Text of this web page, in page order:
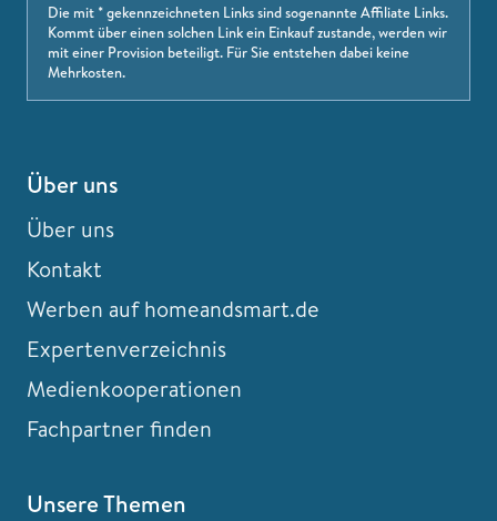
Die mit * gekennzeichneten Links sind sogenannte Affiliate Links.
Kommt über einen solchen Link ein Einkauf zustande, werden wir
mit einer Provision beteiligt. Für Sie entstehen dabei keine
Mehrkosten.
Über uns
Über uns
Kontakt
Werben auf homeandsmart.de
Expertenverzeichnis
Medienkooperationen
Fachpartner finden
Unsere Themen